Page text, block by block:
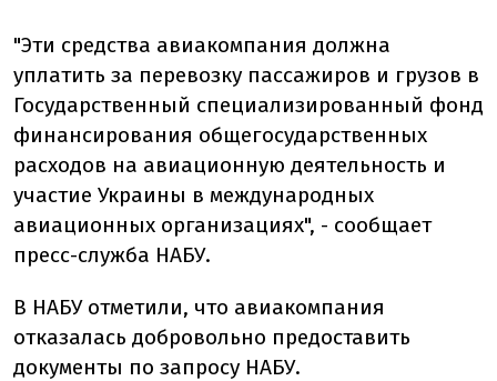
"Эти средства авиакомпания должна
уплатить за перевозку пассажиров и грузов в
Государственный специализированный фонд
финансирования общегосударственных
расходов на авиационную деятельность и
участие Украины в международных
авиационных организациях", - сообщает
пресс-служба НАБУ.
В НАБУ отметили, что авиакомпания
отказалась добровольно предоставить
документы по запросу НАБУ.